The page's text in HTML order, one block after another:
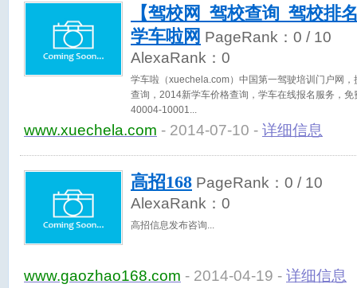
【驾校网_驾校查询_驾校排
学车啦网 PageRank： 0 / 10
AlexaRank： 0
学车啦（xuechela.com）中国第一驾驶培训门户网
查询，2014新学车价格查询，学车在线报名服务，
40004-10001
www.xuechela.com - 2014-07-10 - 详细信息
高招168 PageRank： 0 / 10
AlexaRank： 0
高招信息发布咨询
www.gaozhao168.com - 2014-04-19 - 详细信息